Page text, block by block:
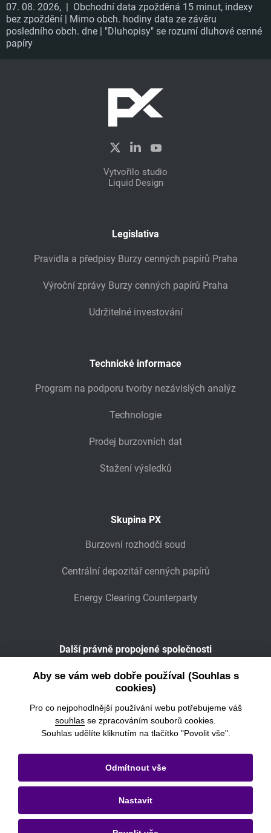
07. 08. 2026, | Obchodní data zpožděná 15 minut, indexy
bez zpoždění | Mimo obch. hodiny data ze závěru
posledního obch. dne | "Dluhopisy" se rozumí dluhové cenné
papíry
Vytvořilo studio
Liquid Design
Legislativa
Pravidla a předpisy Burzy cenných papírů Praha
Výroční zprávy Burzy cenných papírů Praha
Udržitelné investování
Technické informace
Program na podporu tvorby nezávislých analýz
Technologie
Prodej burzovních dat
Stažení výsledků
Skupina PX
Burzovní rozhodčí soud
Centrální depozitář cenných papírů
Energy Clearing Counterparty
Další právně propojené společnosti
Wiener Börse
Právní informace
Nastavení cookies
Ochrana osobních údajů a cookies
Aby se vám web dobře používal (Souhlas s
cookies)
Pro co nejpohodlnější používání webu potřebujeme váš
souhlas se zpracováním souborů cookies.
Souhlas udělíte kliknutím na tlačítko "Povolit vše".
Nastavit
Odmítnout vše